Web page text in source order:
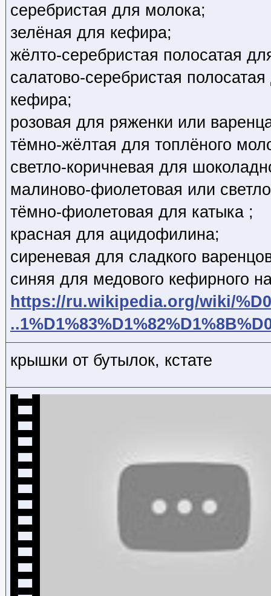
серебристая для молока;
зелёная для кефира;
жёлто-серебристая полосатая
салатово-серебристая
кефира;
розовая для ряженки или
тёмно-жёлтая для топлёного
светло-коричневая для
малиново-фиолетовая или
тёмно-фиолетовая для катыка ;
красная для ацидофилина;
сиреневая для сладкого
синяя для медового кефирного
https://ru.wikipedia.org/wiki/
крышки от бутылок, кстате